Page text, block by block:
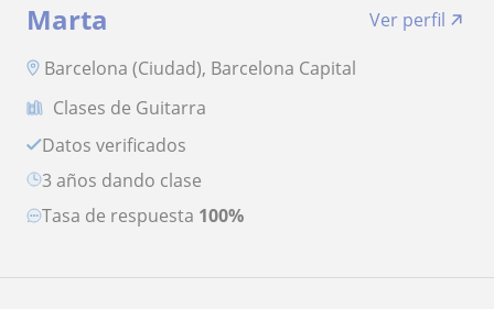
Marta
Ver perfil
Barcelona (Ciudad), Barcelona Capital
Clases de Guitarra
Datos verificados
3 años dando clase
Tasa de respuesta 100%